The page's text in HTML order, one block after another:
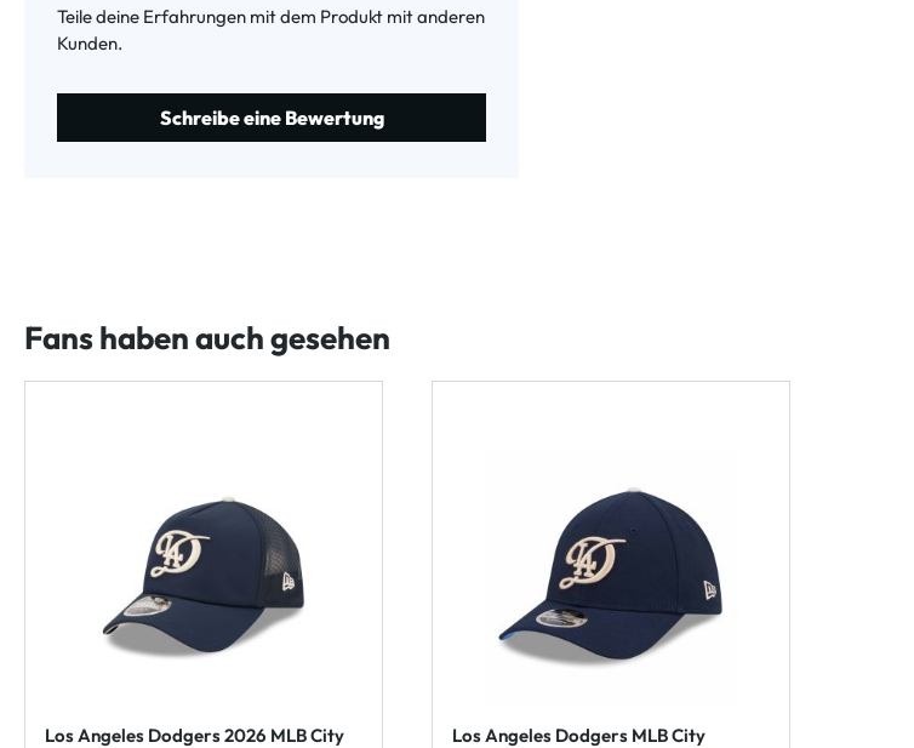
Teile deine Erfahrungen mit dem Produkt mit anderen
Kunden.
Schreibe eine Bewertung
Fans haben auch gesehen
Los Angeles Dodgers 2026 MLB City
Los Angeles Dodgers MLB City